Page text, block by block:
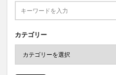
カテゴリー